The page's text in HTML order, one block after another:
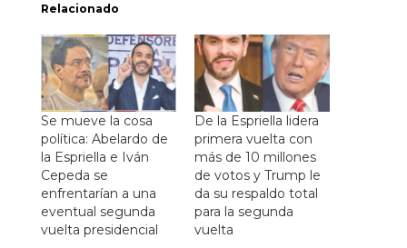
Relacionado
Se mueve la cosa
política: Abelardo de
la Espriella e Iván
Cepeda se
enfrentarían a una
eventual segunda
vuelta presidencial
De la Espriella lidera
primera vuelta con
más de 10 millones
de votos y Trump le
da su respaldo total
para la segunda
vuelta